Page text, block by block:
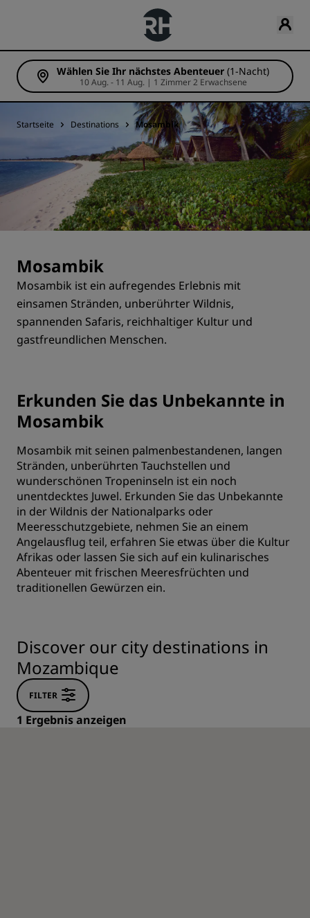
Wählen Sie Ihr nächstes Abenteuer (1-Nacht)
10 Aug. - 11 Aug. | 1 Zimmer 2 Erwachsene
Startseite Destinations Mosambik
Mosambik
Mosambik ist ein aufregendes Erlebnis mit
einsamen Stränden, unberührter Wildnis,
spannenden Safaris, reichhaltiger Kultur und
gastfreundlichen Menschen.
Erkunden Sie das Unbekannte in
Mosambik
Mosambik mit seinen palmenbestandenen, langen
Stränden, unberührten Tauchstellen und
wunderschönen Tropeninseln ist ein noch
unentdecktes Juwel. Erkunden Sie das Unbekannte
in der Wildnis der Nationalparks oder
Meeresschutzgebiete, nehmen Sie an einem
Angelausflug teil, erfahren Sie etwas über die Kultur
Afrikas oder lassen Sie sich auf ein kulinarisches
Abenteuer mit frischen Meeresfrüchten und
traditionellen Gewürzen ein.
Discover our city destinations in
Mozambique
FILTER
1 Ergebnis anzeigen